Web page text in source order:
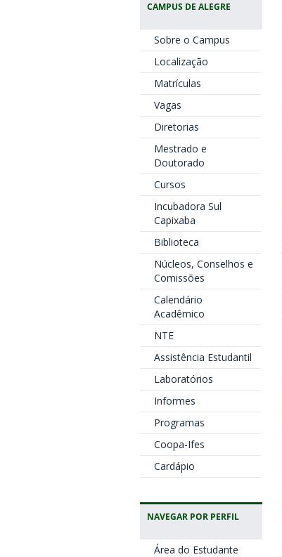
CAMPUS DE ALEGRE
Sobre o Campus
Localização
Matrículas
Vagas
Diretorias
Mestrado e
Doutorado
Cursos
Incubadora Sul
Capixaba
Biblioteca
Núcleos, Conselhos e
Comissões
Calendário
Acadêmico
NTE
Assistência Estudantil
Laboratórios
Informes
Programas
Coopa-Ifes
Cardápio
NAVEGAR POR PERFIL
Área do Estudante